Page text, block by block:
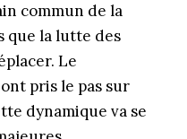
commun de la
que la lutte des
Le
pris le pas sur
dynamique va se